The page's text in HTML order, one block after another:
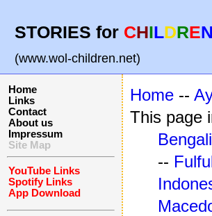
STORIES for CHILDREN
(www.wol-children.net)
Home
Links
Contact
About us
Impressum
Site Map
YouTube Links
Spotify Links
App Download
Home --
This page
Bengali
--